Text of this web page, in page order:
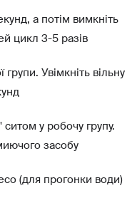
а потім вимкніть
цикл 3-5 разів
Увімкніть вільну
у робочу групу.
засобу
(для прогонки води)